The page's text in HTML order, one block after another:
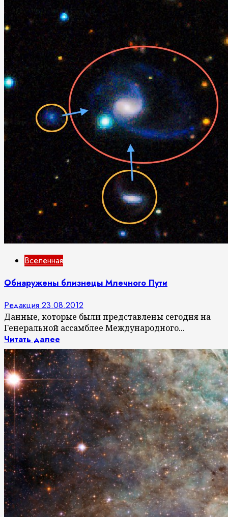
Вселенная
Обнаружены близнецы Млечного Пути
Редакция 23.08.2012
Данные, которые были представлены сегодня на
Генеральной ассамблее Международного...
Читать далее